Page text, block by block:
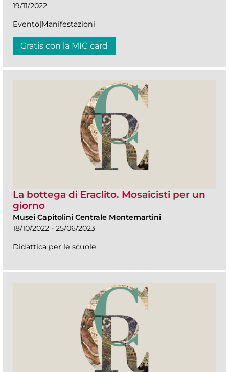
19/11/2022
Evento|Manifestazioni
Gratis con la MIC card
La bottega di Eraclito. Mosaicisti per un
giorno
Musei Capitolini Centrale Montemartini
18/10/2022 - 25/06/2023
Didattica per le scuole